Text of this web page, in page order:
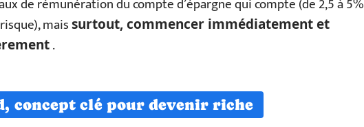
de rémunération du compte d’épargne qui compte (de 2,5 à 5%
maissurtout, commencer immédiatement et
.
concept clé pour devenir riche